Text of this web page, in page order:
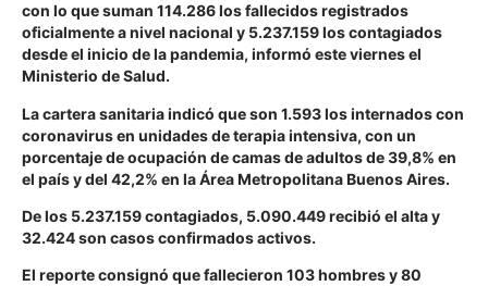
con lo que suman 114.286 los fallecidos registrados
oficialmente a nivel nacional y 5.237.159 los contagiados
desde el inicio de la pandemia, informó este viernes el
Ministerio de Salud.
La cartera sanitaria indicó que son 1.593 los internados con
coronavirus en unidades de terapia intensiva, con un
porcentaje de ocupación de camas de adultos de 39,8% en
el país y del 42,2% en la Área Metropolitana Buenos Aires.
De los 5.237.159 contagiados, 5.090.449 recibió el alta y
32.424 son casos confirmados activos.
El reporte consignó que fallecieron 103 hombres y 80